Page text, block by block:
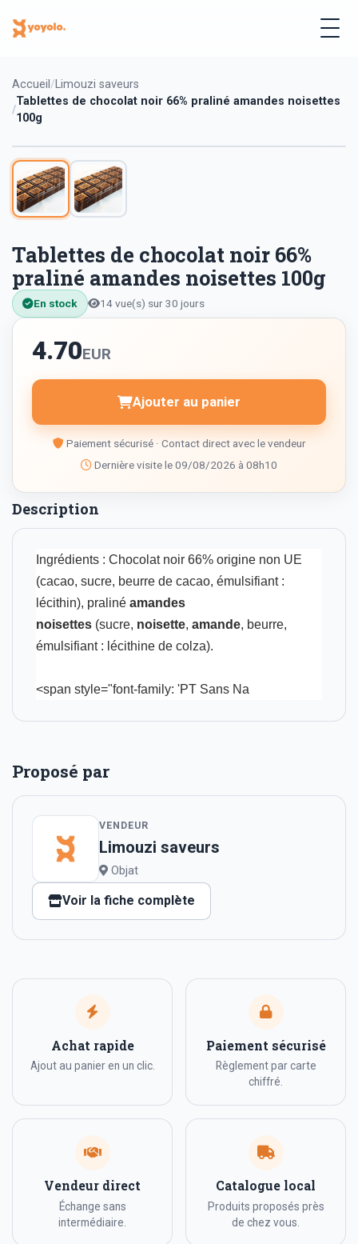
Accueil
Limouzi saveurs
Tablettes de chocolat noir 66% praliné amandes noisettes
100g
Tablettes de chocolat noir 66%
praliné amandes noisettes 100g
En stock 14 vue(s) sur 30 jours
4.70EUR
Ajouter au panier
Paiement sécurisé · Contact direct avec le vendeur
Dernière visite le 09/08/2026 à 08h10
Description
Ingrédients : Chocolat noir 66% origine non UE
(cacao, sucre, beurre de cacao, émulsifiant :
lécithin), praliné amandes
noisettes (sucre, noisette, amande, beurre,
émulsifiant : lécithine de colza).
<span style="font-family: 'PT Sans Na
Proposé par
VENDEUR
Limouzi saveurs
Objat
Voir la fiche complète
Achat rapide
Ajout au panier en un clic.
Paiement sécurisé
Règlement par carte
chiffré.
Vendeur direct
Échange sans
intermédiaire.
Catalogue local
Produits proposés près
de chez vous.